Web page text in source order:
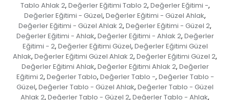
Tablo Ahlak 2, Değerler Eğitimi Tablo 2, Değerler Eğitimi -,
Değerler Eğitimi - Güzel, Değerler Eğitimi - Güzel Ahlak,
Değerler Eğitimi - Güzel Ahlak 2, Değerler Eğitimi - Güzel 2,
Değerler Eğitimi - Ahlak, Değerler Eğitimi - Ahlak 2, Değerler
Eğitimi - 2, Değerler Eğitimi Güzel, Değerler Eğitimi Güzel
Ahlak, Değerler Eğitimi Güzel Ahlak 2, Değerler Eğitimi Güzel 2,
Değerler Eğitimi Ahlak, Değerler Eğitimi Ahlak 2, Değerler
Eğitimi 2, Değerler Tablo, Değerler Tablo -, Değerler Tablo -
Güzel, Değerler Tablo - Güzel Ahlak, Değerler Tablo - Güzel
Ahlak 2, Değerler Tablo - Güzel 2, Değerler Tablo - Ahlak,